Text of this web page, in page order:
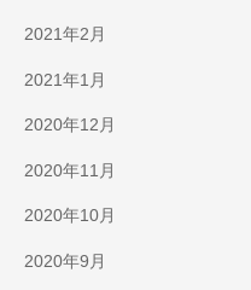
2021年2月
2021年1月
2020年12月
2020年11月
2020年10月
2020年9月